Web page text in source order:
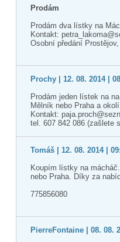
Prodám
Prodám dva lístky na
Kontakt:
Osobní předání
Prochy | 12. 08. 2014 |
Prodám jeden lístek na
Mělník nebo Praha a
Kontakt:
tel. 607 842 086 (zašlete
Tomáš | 12. 08. 2014 |
Koupím lístky na
nebo Praha. Díky za
775856080
PierreFontaine | 08. 08.